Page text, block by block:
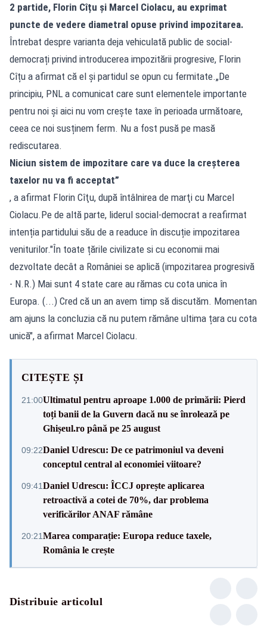
2 partide, Florin Cîțu și Marcel Ciolacu, au exprimat
puncte de vedere diametral opuse privind impozitarea.
Întrebat despre varianta deja vehiculată public de social-
democrați privind introducerea impozitării progresive, Florin
Cîțu a afirmat că el și partidul se opun cu fermitate.„De
principiu, PNL a comunicat care sunt elementele importante
pentru noi şi aici nu vom crește taxe în perioada următoare,
ceea ce noi susținem ferm. Nu a fost pusă pe masă
rediscutarea.
Niciun sistem de impozitare care va duce la creşterea
taxelor nu va fi acceptat”
, a afirmat Florin Cîţu, după întâlnirea de marţi cu Marcel
Ciolacu.Pe de altă parte, liderul social-democrat a reafirmat
intenția partidului său de a readuce în discuție impozitarea
veniturilor."În toate țările civilizate si cu economii mai
dezvoltate decât a României se aplică (impozitarea progresivă
- N.R.) Mai sunt 4 state care au rămas cu cota unica în
Europa. (...) Cred că un an avem timp să discutăm. Momentan
am ajuns la concluzia că nu putem rămâne ultima țara cu cota
unică", a afirmat Marcel Ciolacu.
CITEȘTE ȘI
21:00Ultimatul pentru aproape 1.000 de primării: Pierd
toți banii de la Guvern dacă nu se înrolează pe
Ghișeul.ro până pe 25 august
09:22Daniel Udrescu: De ce patrimoniul va deveni
conceptul central al economiei viitoare?
09:41Daniel Udrescu: ÎCCJ oprește aplicarea
retroactivă a cotei de 70%, dar problema
verificărilor ANAF rămâne
20:21Marea comparație: Europa reduce taxele,
România le crește
Distribuie articolul